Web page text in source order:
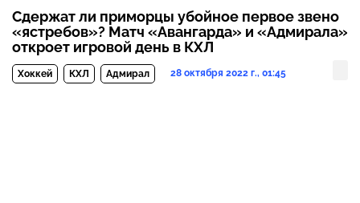
Сдержат ли приморцы убойное первое звено
«ястребов»? Матч «Авангарда» и «Адмирала»
откроет игровой день в КХЛ
Хоккей КХЛ Адмирал 28 октября 2022 г., 01:45